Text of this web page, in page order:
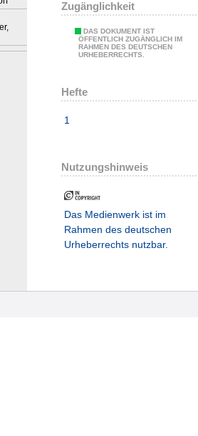
Zugänglichkeit
DAS DOKUMENT IST
ÖFFENTLICH ZUGÄNGLICH IM
RAHMEN DES DEUTSCHEN
URHEBERRECHTS.
Hefte
1
Nutzungshinweis
Das Medienwerk ist im
Rahmen des deutschen
Urheberrechts nutzbar.